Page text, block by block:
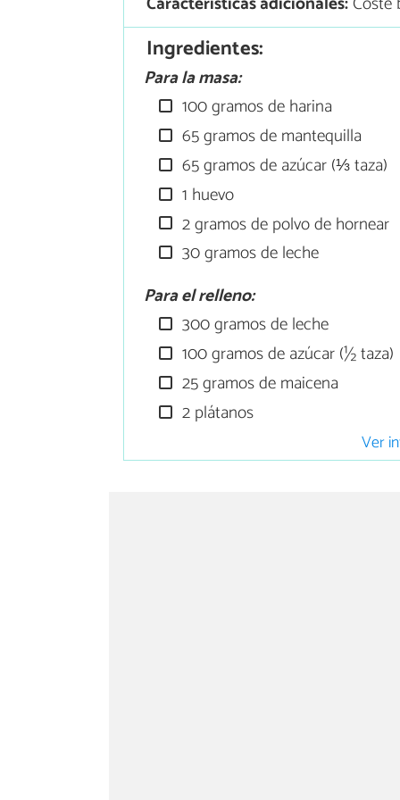
Ingredientes:
Para la masa:
100 gramos de harina
65 gramos de mantequilla
65 gramos de azúcar (⅓ taza)
1 huevo
2 gramos de polvo de hornear
30 gramos de leche
Para el relleno:
300 gramos de leche
100 gramos de azúcar (½ taza)
25 gramos de maicena
2 plátanos
Ver